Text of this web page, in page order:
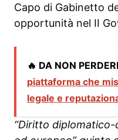
Capo di Gabinetto
opportunità nel II
🔥 DA NON
piattaforma che
legale e
“Diritto